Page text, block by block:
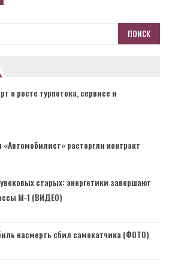
о росте турпотока, сервисе и
расторгли контракт
старых: энергетики завершают
М-1 (ВИДЕО)
насмерть сбил самокатчика (ФОТО)